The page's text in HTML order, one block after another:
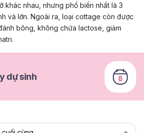
khác nhau, nhưng phổ biến nhất là 3
và lớn. Ngoài ra, loại cottage còn được
bông, không chứa lactose, giảm
dự sinh